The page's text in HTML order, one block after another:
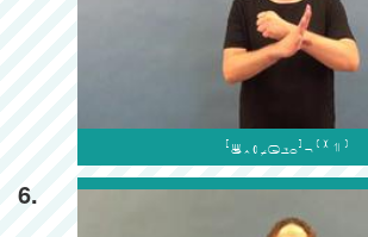

6.